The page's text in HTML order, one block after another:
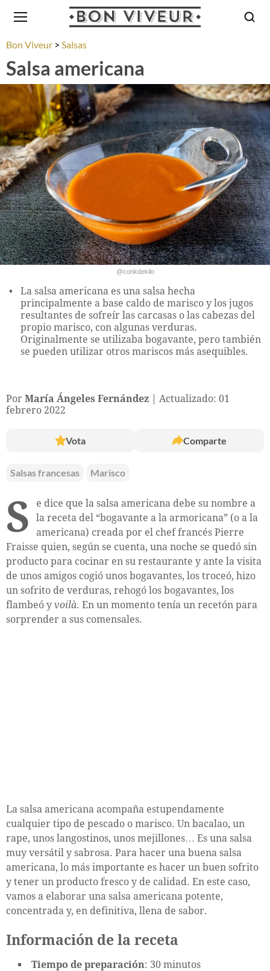
Bon Viveur Salsas
Salsa americana
@conkdekilo
La salsa americana es una salsa hecha
principalmente a base caldo de marisco y los jugos
resultantes de sofreír las carcasas o las cabezas del
propio marisco, con algunas verduras.
Originalmente se utilizaba bogavante, pero también
se pueden utilizar otros mariscos más asequibles.
Por María Ángeles Fernández
Actualizado: 01
febrero 2022
Vota Comparte
Salsas francesas Marisco
S
e dice que la salsa americana debe su nombre a
la receta del “bogavante a la armoricana” (o a la
americana) creada por el chef francés Pierre
Fraisse quien, según se cuenta, una noche se quedó sin
producto para cocinar en su restaurante y ante la visita
de unos amigos cogió unos bogavantes, los troceó, hizo
un sofrito de verduras, rehogó los bogavantes, los
flambeó y voilà. En un momento tenía un recetón para
sorprender a sus comensales.
La salsa americana acompaña estupendamente
cualquier tipo de pescado o marisco. Un bacalao, un
rape, unos langostinos, unos mejillones… Es una salsa
muy versátil y sabrosa. Para hacer una buena salsa
americana, lo más importante es hacer un buen sofrito
y tener un producto fresco y de calidad. En este caso,
vamos a elaborar una salsa americana potente,
concentrada y, en definitiva, llena de sabor.
Información de la receta
Tiempo de preparación: 30 minutos